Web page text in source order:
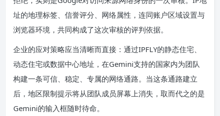
址的地理标签、信誉评分、网络属性，连同账户区域设置与
浏览器环境，共同构成了这次审核的评判依据。
企业的应对策略应当清晰而直接：通过IPFLY的静态住宅、
动态住宅或数据中心地址，在Gemini支持的国家内为团队
构建一条可信、稳定、专属的网络通路。当这条通路建立
后，地区限制提示将从团队成员屏幕上消失，取而代之的是
Gemini的输入框随时待命。